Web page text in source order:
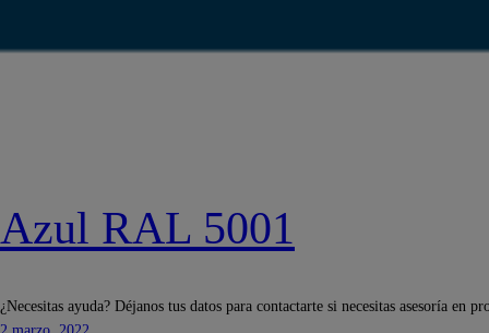
Azul RAL 5001
¿Necesitas ayuda? Déjanos tus datos para contactarte si necesitas asesoría en
2 marzo, 2022